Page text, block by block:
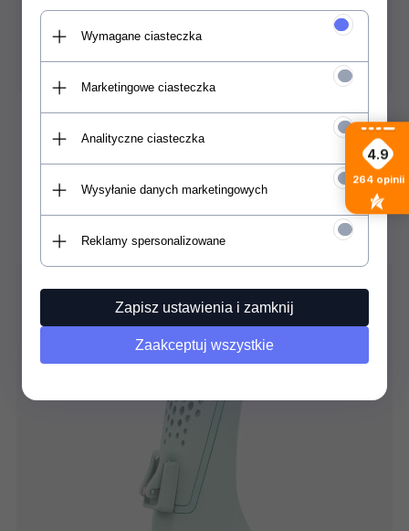
Molecular Bushing System
Nowy system amortyzacji Union Molecular
Bushing Suspension System działa jako
dodatkowa warstwa tłumienia i pochłaniania
wstrząsów między tobą a snowboardem.
Wymagane ciasteczka
Marketingowe ciasteczka
Analityczne ciasteczka
Wysyłanie danych marketingowych
Reklamy spersonalizowane
Zapisz ustawienia i zamknij
Zaakceptuj wszystkie
4.9
264 opinii